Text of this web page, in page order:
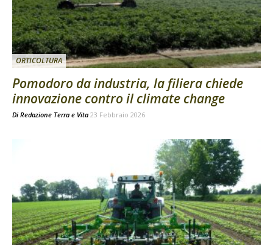
ORTICOLTURA
Pomodoro da industria, la filiera chiede
innovazione contro il climate change
Di Redazione Terra e Vita 23 Febbraio 2026